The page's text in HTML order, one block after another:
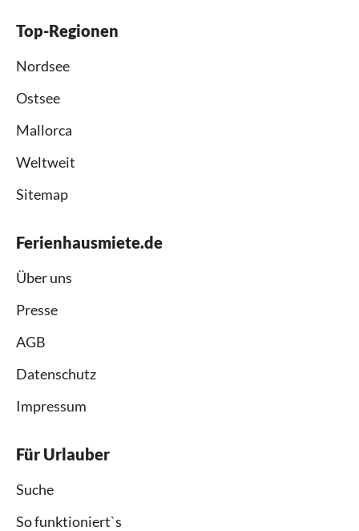
Top-Regionen
Nordsee
Ostsee
Mallorca
Weltweit
Sitemap
Ferienhausmiete.de
Über uns
Presse
AGB
Datenschutz
Impressum
Für Urlauber
Suche
So funktioniert`s